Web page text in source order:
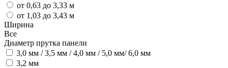
от 0,63 до 3,33 м
от 1,03 до 3,43 м
Ширина
Все
Диаметр прутка панели
3,0 мм / 3,5 мм / 4,0 мм / 5,0 мм/ 6,0 мм
3,2 мм